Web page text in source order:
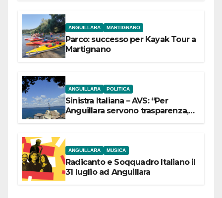
ANGUILLARA MARTIGNANO
Parco: successo per Kayak Tour a
Martignano
ANGUILLARA POLITICA
Sinistra Italiana – AVS: “Per
Anguillara servono trasparenza,
ANGUILLARA MUSICA
Radicanto e Soqquadro Italiano il
31 luglio ad Anguillara